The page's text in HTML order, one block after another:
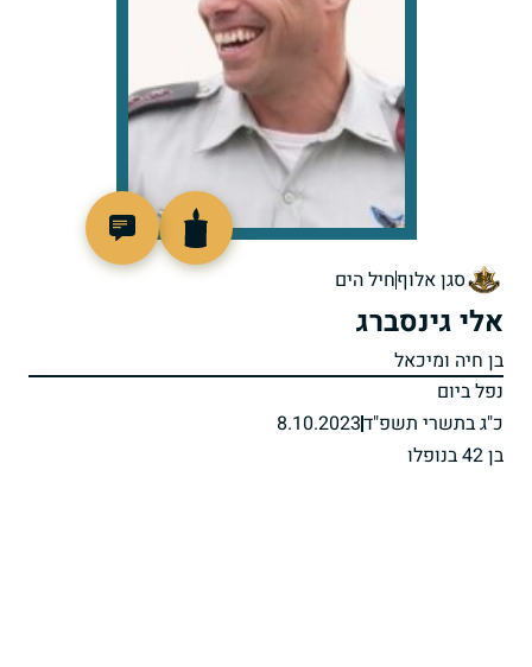
סגן אלוףחיל הים
אלי גינסברג
בן חיה ומיכאל
נפל ביום
כ"ג בתשרי תשפ"ד8.10.2023
בן 42 בנופלו